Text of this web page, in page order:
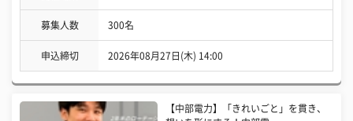
募集人数 300名
申込締切 2026年08月27日(木) 14:00
【中部電力】「きれいごと」を貫き、